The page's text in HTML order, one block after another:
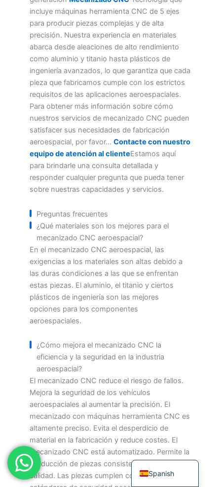
incluye máquinas herramienta CNC de 5 ejes
para producir piezas complejas y de alta
precisión. Nuestra experiencia en materiales
abarca desde aleaciones de alto rendimiento
como aluminio y titanio hasta plásticos de
ingeniería avanzados, lo que garantiza que cada
pieza que fabricamos cumple con los estrictos
requisitos de las aplicaciones aeroespaciales.
Para obtener más información sobre cómo
nuestros servicios de mecanizado CNC pueden
satisfacer sus necesidades de fabricación
aeroespacial, por favor... Contacte con nuestro
equipo de atención al clienteEstamos aquí
para brindarle una consulta detallada y
responder cualquier pregunta que pueda tener
sobre nuestras capacidades y servicios.
Preguntas frecuentes
¿Qué materiales son los mejores para el
mecanizado CNC aeroespacial?
En el mecanizado CNC aeroespacial, las
exigencias a los materiales son altas debido a
las duras condiciones a las que se enfrentan
estas piezas. El aluminio, el titanio y ciertos
plásticos de ingeniería son las mejores
opciones para los componentes
aeroespaciales.
¿Cómo mejora el mecanizado CNC la
eficiencia y la seguridad en la industria
aeroespacial?
El mecanizado CNC reduce el riesgo de fallos.
Mejora la seguridad de los vehículos
aeroespaciales al aumentar la precisión. El
mecanizado con máquinas herramienta CNC es
altamente preciso. Evita el desperdicio de
material en la fabricación y reduce costes. El
mecanizado CNC está automatizado. Permite la
producción de piezas consistentes y de alta
calidad. Las piezas cumplen con los altos
Spanish
English
Arabic
Chinese
Dutch
French
Indonesian
Italian
Russian
Japanese